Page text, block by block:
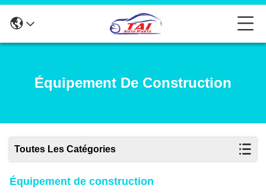
Équipement De Construction
Toutes Les Catégories
Équipement de construction